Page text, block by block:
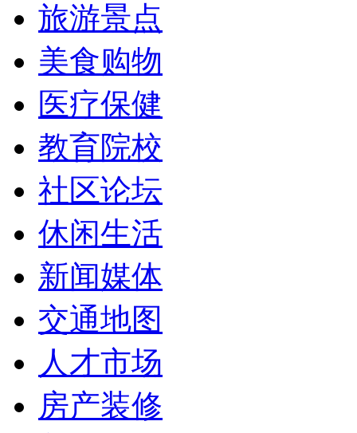
旅游景点
美食购物
医疗保健
教育院校
社区论坛
休闲生活
新闻媒体
交通地图
人才市场
房产装修